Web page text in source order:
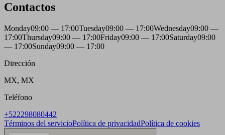
Contactos
Monday09:00 — 17:00Tuesday09:00 — 17:00Wednesday09:00 —
17:00Thursday09:00 — 17:00Friday09:00 — 17:00Saturday09:00
— 17:00Sunday09:00 — 17:00
Dirección
MX, MX
Teléfono
+522298080442
Términos del servicioPolítica de privacidadPolítica de cookies